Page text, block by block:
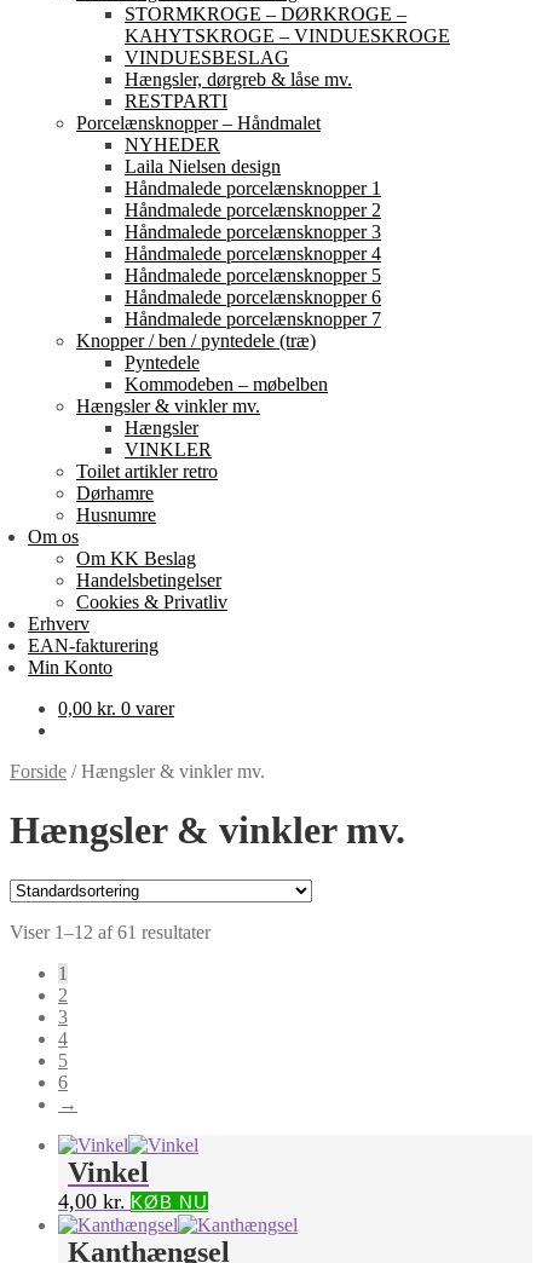
STORMKROGE – DØRKROGE –
KAHYTSKROGE – VINDUESKROGE
VINDUESBESLAG
Hængsler, dørgreb & låse mv.
RESTPARTI
Porcelænsknopper – Håndmalet
NYHEDER
Laila Nielsen design
Håndmalede porcelænsknopper 1
Håndmalede porcelænsknopper 2
Håndmalede porcelænsknopper 3
Håndmalede porcelænsknopper 4
Håndmalede porcelænsknopper 5
Håndmalede porcelænsknopper 6
Håndmalede porcelænsknopper 7
Knopper / ben / pyntedele (træ)
Pyntedele
Kommodeben – møbelben
Hængsler & vinkler mv.
Hængsler
VINKLER
Toilet artikler retro
Dørhamre
Husnumre
Om os
Om KK Beslag
Handelsbetingelser
Cookies & Privatliv
Erhverv
EAN-fakturering
Min Konto
0,00 kr. 0 varer
Forside /Hængsler & vinkler mv.
Hængsler & vinkler mv.
Viser 1–12 af 61 resultater
1
2
3
4
5
6
→
Vinkel
4,00 kr. KØB NU
Kanthængsel